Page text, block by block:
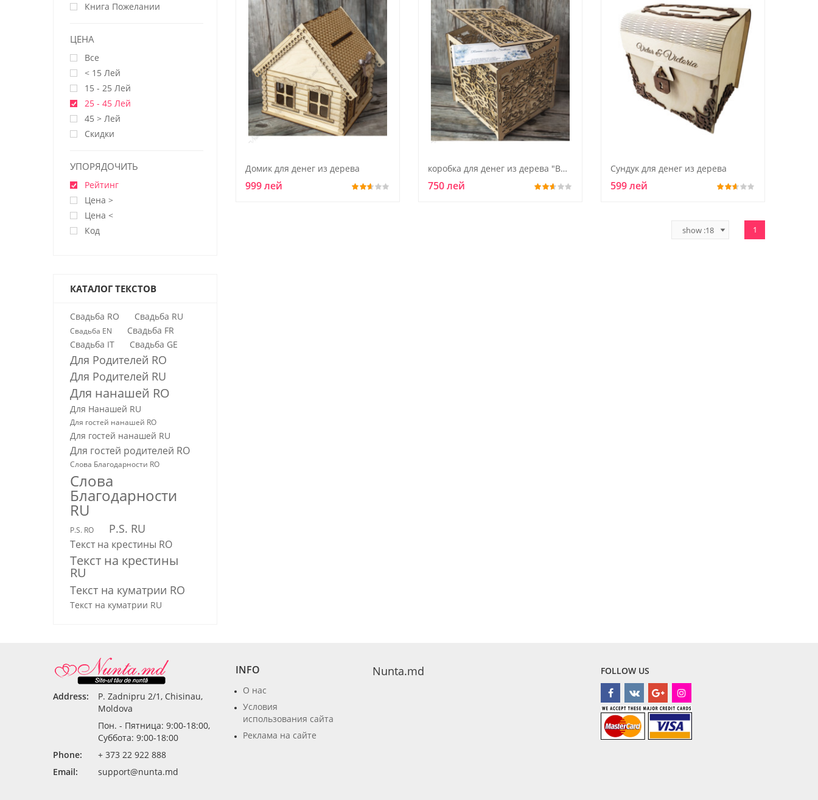
Книга Пожелании
ЦЕНА
Все
< 15 Лей
15 - 25 Лей
25 - 45 Лей
45 > Лей
Скидки
УПОРЯДОЧИТЬ
Рейтинг
Цена >
Цена <
Код
КАТАЛОГ ТЕКСТОВ
Свадьба RO Свадьба RU
Свадьба EN
Свадьба FR
Свадьба IT
Свадьба GE
Для Родителей RO
Для Родителей RU
Для нанашей RO
Для Нанашей RU
Для гостей нанашей RО
Для гостей нанашей RU
Для гостей родителей RO
Слова Благодарности RO
Слова
Благодарности
RU
P.S. RO P.S. RU
Текст на крестины RO
Текст на крестины
RU
Текст на куматрии RO
Текст на куматрии RU
Домик для денег из дерева
999 лей
коробка для денег из дерева "Виноградная лоза"
750 лей
Сундук для денег из дерева
599 лей
1
Address:
P. Zadnipru 2/1, Chisinau,
Moldova
Пон. - Пятница: 9:00-18:00,
Суббота: 9:00-18:00
Phone:
+ 373 22 922 888
Email:
support@nunta.md
INFO
О нас
Условия
использования сайта
Реклама на сайте
Nunta.md FOLLOW US